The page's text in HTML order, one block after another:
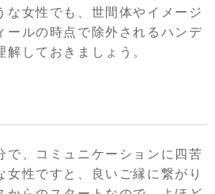
な女性でも、世間体やイメージ
ールの時点で除外されるハンデ
しておきましょう。
で、コミュニケーションに四苦
女性ですと、良いご縁に繋がり